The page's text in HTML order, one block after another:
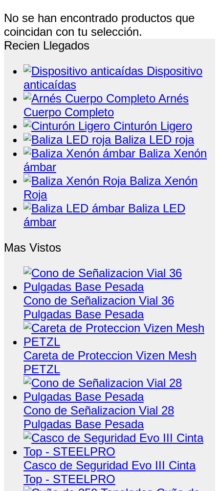
No se han encontrado productos que
coincidan con tu selección.
Recien Llegados
Dispositivo
anticaídas
Arnés
Cuerpo Completo
Cinturón Ligero
Baliza LED roja
Baliza Xenón
ámbar
Baliza Xenón
Roja
Baliza LED
ámbar
Mas Vistos
Cono de Señalizacion Vial 36
Pulgadas Base Pesada
Careta de Proteccion Vizen Mesh
PETZL
Cono de Señalizacion Vial 28
Pulgadas Base Pesada
Casco de Seguridad Evo III Cinta
Top - STEELPRO